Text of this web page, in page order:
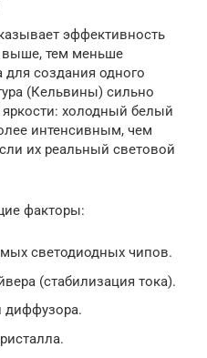
эффективность
выше, тем меньше
для создания одного
(Кельвины) сильно
холодный белый
интенсивным, чем
их реальный световой
факторы:
светодиодных чипов.
(стабилизация тока).
диффузора.